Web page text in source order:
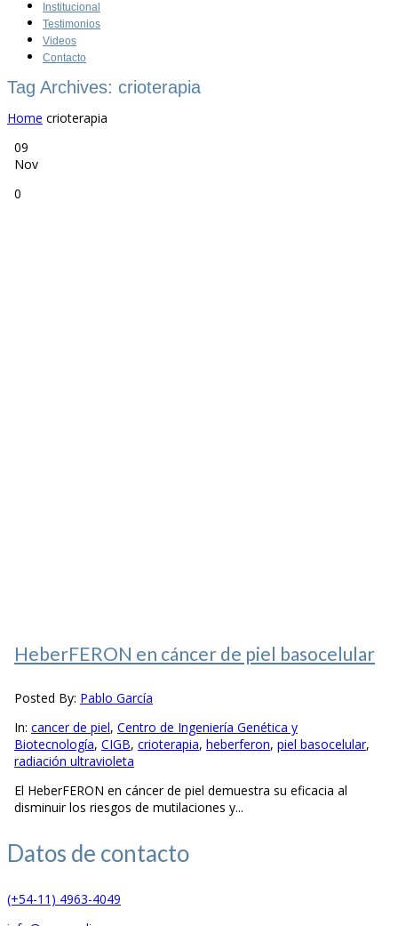
Institucional
Testimonios
Videos
Contacto
Tag Archives: crioterapia
Home crioterapia
09
Nov
0
HeberFERON en cáncer de piel basocelular
Posted By: Pablo García
In: cancer de piel, Centro de Ingeniería Genética y
Biotecnología, CIGB, crioterapia, heberferon, piel basocelular,
radiación ultravioleta
El HeberFERON en cáncer de piel demuestra su eficacia al
disminuir los riesgos de mutilaciones y...
Datos de contacto
(+54-11) 4963-4049